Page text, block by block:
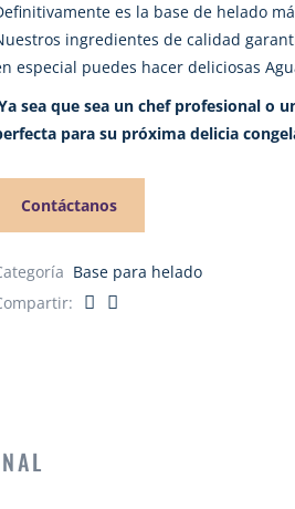
es la base de helado
ingredientes de calidad
especial puedes hacer deliciosas
sea que sea un chef profesional o
para su próxima delicia
Contáctanos
Base para helado